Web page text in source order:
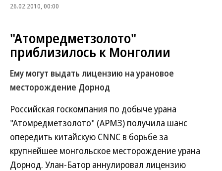
26.02.2010, 00:00
"Атомредметзолото"
приблизилось к Монголии
Ему могут выдать лицензию на урановое
месторождение Дорнод
Российская госкомпания по добыче урана
"Атомредметзолото" (АРМЗ) получила шанс
опередить китайскую CNNC в борьбе за
крупнейшее монгольское месторождение урана
Дорнод. Улан-Батор аннулировал лицензию